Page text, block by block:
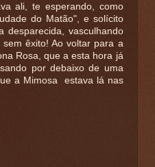
ali, te esperando, como
do Matão", e solícito
vasculhando
êxito! Ao voltar para a
Rosa, que a esta hora já
por debaixo de uma
a Mimosa estava lá nas